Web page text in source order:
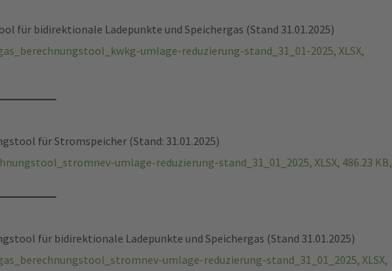
für bidirektionale Ladepunkte und Speichergas (Stand 31.01.2025)
umlage-reduzierung-stand_31_01-2025, XLSX,
für Stromspeicher (Stand: 31.01.2025)
umlage-reduzierung-stand_31_01_2025, XLSX, 486.23 KB,
für bidirektionale Ladepunkte und Speichergas (Stand 31.01.2025)
umlage-reduzierung-stand_31_01_2025, XLSX,